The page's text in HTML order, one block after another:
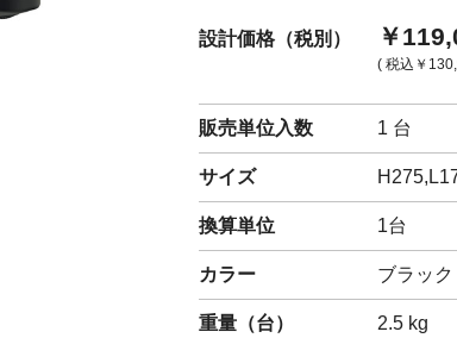
設計価格（税別） ￥
( 税込 ￥
販売単位入数 1 台
サイズ
換算単位 1台
カラー ブラック
重量（台） 2.5 kg